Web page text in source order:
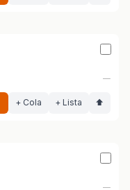
—
+ Cola + Lista ⬆
—